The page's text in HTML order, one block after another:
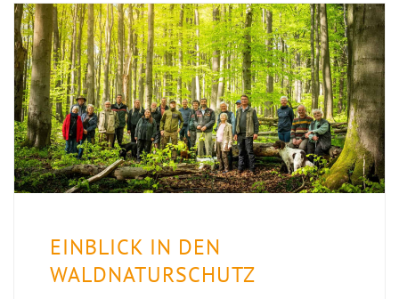
EINBLICK IN DEN
WALDNATURSCHUTZ